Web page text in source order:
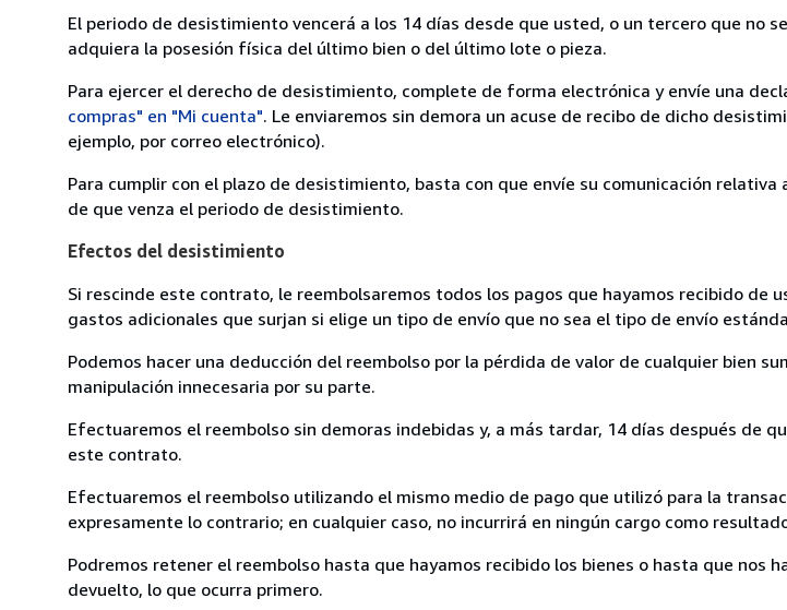
El periodo de desistimiento vencerá a los 14 días desde que usted, o un tercero que no
adquiera la posesión física del último bien o del último lote o pieza.
Para ejercer el derecho de desistimiento, complete de forma electrónica y envíe una
compras" en "Mi cuenta". Le enviaremos sin demora un acuse de recibo de dicho
ejemplo, por correo electrónico).
Para cumplir con el plazo de desistimiento, basta con que envíe su comunicación
de que venza el periodo de desistimiento.
Efectos del desistimiento
Si rescinde este contrato, le reembolsaremos todos los pagos que hayamos recibido de
gastos adicionales que surjan si elige un tipo de envío que no sea el tipo de envío
Podemos hacer una deducción del reembolso por la pérdida de valor de cualquier bien
manipulación innecesaria por su parte.
Efectuaremos el reembolso sin demoras indebidas y, a más tardar, 14 días después de
este contrato.
Efectuaremos el reembolso utilizando el mismo medio de pago que utilizó para la
expresamente lo contrario; en cualquier caso, no incurrirá en ningún cargo como
Podremos retener el reembolso hasta que hayamos recibido los bienes o hasta que nos
devuelto, lo que ocurra primero.